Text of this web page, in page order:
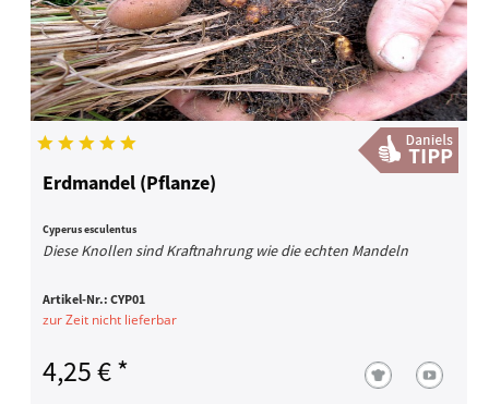
Erdmandel (Pflanze)
Cyperus esculentus
Diese Knollen sind Kraftnahrung wie die echten Mandeln
Artikel-Nr.:CYP01
zur Zeit nicht lieferbar
4,25 € *